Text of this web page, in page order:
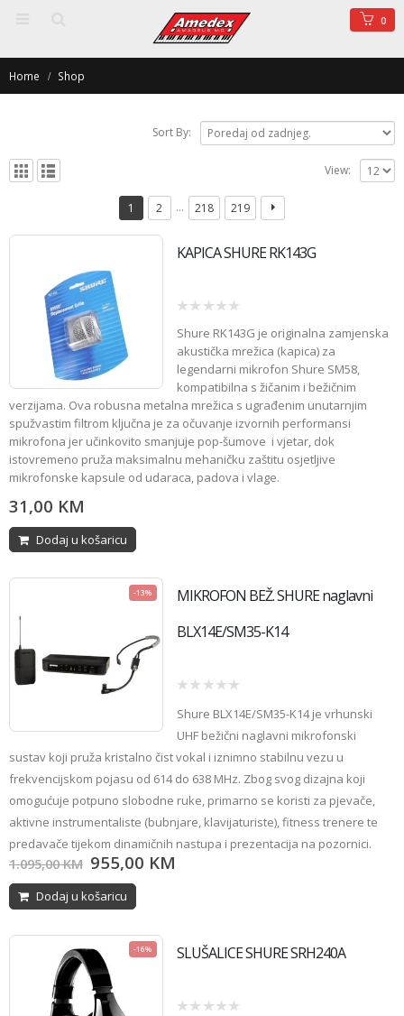
0
Home Shop
Sort By:
View:
1 2 … 218 219
KAPICA SHURE RK143G
out
of
5
Shure RK143G je originalna zamjenska
akustička mrežica (kapica) za
legendarni mikrofon Shure SM58,
kompatibilna s žičanim i bežičnim
verzijama. Ova robusna metalna mrežica s ugrađenim unutarnjim
spužvastim filtrom ključna je za očuvanje izvornih performansi
mikrofona jer učinkovito smanjuje pop-šumove i vjetar, dok
istovremeno pruža maksimalnu mehaničku zaštitu osjetljive
mikrofonske kapsule od udaraca, padova i vlage.
31,00 KM
Dodaj u košaricu
-13%
MIKROFON BEŽ. SHURE naglavni
BLX14E/SM35-K14
out
5
Shure BLX14E/SM35-K14je vrhunski
UHF bežični naglavni mikrofonski
sustav koji pruža kristalno čist vokal i iznimno stabilnu vezu u
frekvencijskom pojasu od 614 do 638 MHz. Zbog svog dizajna koji
omogućuje potpuno slobodne ruke, primarno se koristi za pjevače,
aktivne instrumentaliste (bubnjare, klavijaturiste), fitness trenere te
predavače tijekom dinamičnih nastupa i prezentacija na pozornici.
1.095,00KM 955,00 KM
Dodaj u košaricu
-16% SLUŠALICE SHURE SRH240A